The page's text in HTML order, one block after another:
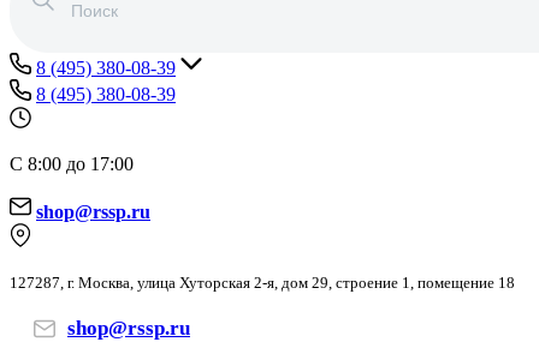
8 (495) 380-08-39
8 (495) 380-08-39
С 8:00 до 17:00
shop@rssp.ru
127287, г. Москва, улица Хуторская 2-я, дом 29, строение 1, помещение 18
shop@rssp.ru